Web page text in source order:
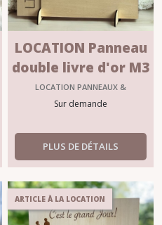
LOCATION Panneau
double livre d'or M3
LOCATION PANNEAUX &
SIGNALITIQUE MARIAGE
Sur demande
PLUS DE DÉTAILS
ARTICLE À LA LOCATION